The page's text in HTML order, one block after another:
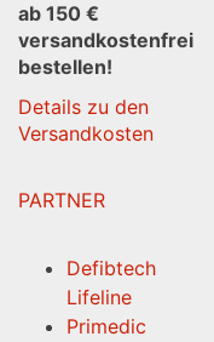
ab 150 €
versandkostenfrei
bestellen!
Details zu den
Versandkosten
PARTNER
Defibtech
Lifeline
Primedic